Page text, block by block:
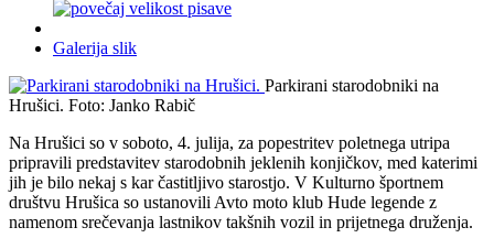
Galerija slik
Parkirani starodobniki na
Hrušici. Foto: Janko Rabič
Na Hrušici so v soboto, 4. julija, za popestritev poletnega utripa
pripravili predstavitev starodobnih jeklenih konjičkov, med katerimi
jih je bilo nekaj s kar častitljivo starostjo. V Kulturno športnem
društvu Hrušica so ustanovili Avto moto klub Hude legende z
namenom srečevanja lastnikov takšnih vozil in prijetnega druženja.